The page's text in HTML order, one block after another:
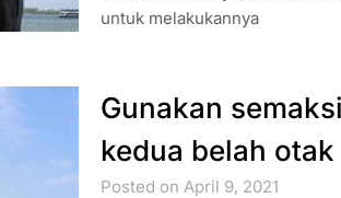
untuk melakukannya
Gunakan
kedua belah otak
Posted on April 9, 2021